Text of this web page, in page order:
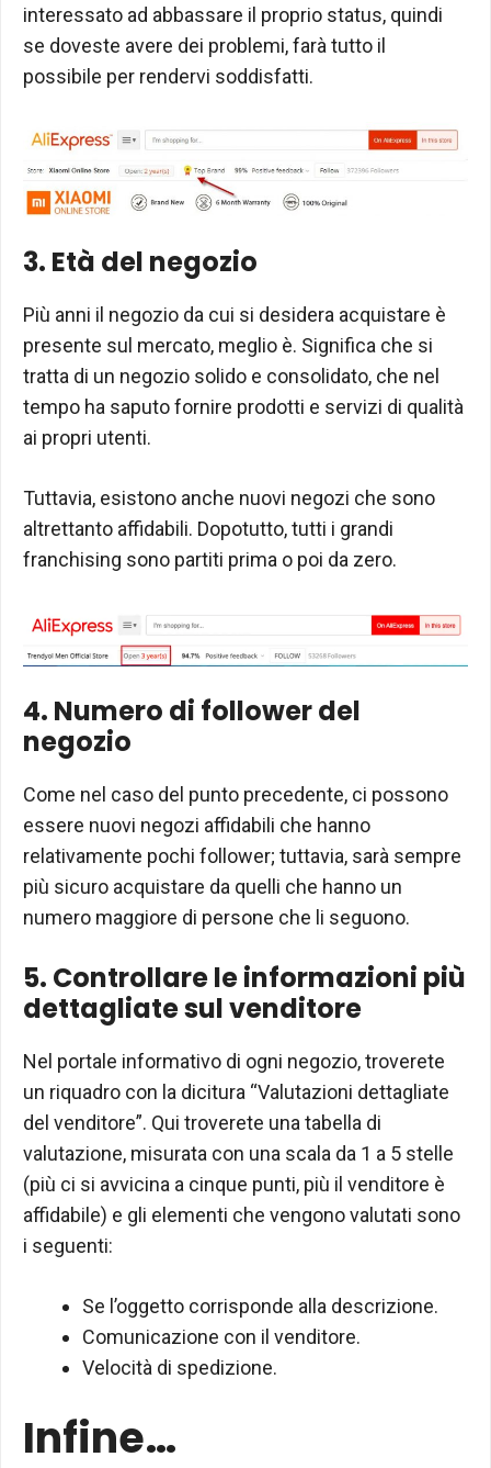
interessato ad abbassare il proprio status, quindi
se doveste avere dei problemi, farà tutto il
possibile per rendervi soddisfatti.
3. Età del negozio
Più anni il negozio da cui si desidera acquistare è
presente sul mercato, meglio è. Significa che si
tratta di un negozio solido e consolidato, che nel
tempo ha saputo fornire prodotti e servizi di qualità
ai propri utenti.
Tuttavia, esistono anche nuovi negozi che sono
altrettanto affidabili. Dopotutto, tutti i grandi
franchising sono partiti prima o poi da zero.
4. Numero di follower del
negozio
Come nel caso del punto precedente, ci possono
essere nuovi negozi affidabili che hanno
relativamente pochi follower; tuttavia, sarà sempre
più sicuro acquistare da quelli che hanno un
numero maggiore di persone che li seguono.
5. Controllare le informazioni più
dettagliate sul venditore
Nel portale informativo di ogni negozio, troverete
un riquadro con la dicitura “Valutazioni dettagliate
del venditore”. Qui troverete una tabella di
valutazione, misurata con una scala da 1 a 5 stelle
(più ci si avvicina a cinque punti, più il venditore è
affidabile) e gli elementi che vengono valutati sono
i seguenti:
Se l’oggetto corrisponde alla descrizione.
Comunicazione con il venditore.
Velocità di spedizione.
Infine…